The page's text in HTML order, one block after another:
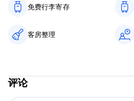
免费行李寄存
客房整理
评论